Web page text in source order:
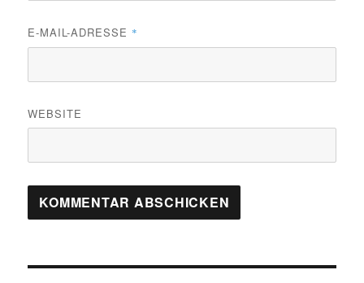
E-MAIL-ADRESSE *
WEBSITE